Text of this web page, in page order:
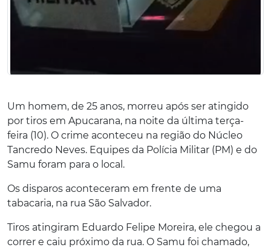
Um homem, de 25 anos, morreu após ser atingido
por tiros em Apucarana, na noite da última terça-
feira (10). O crime aconteceu na região do Núcleo
Tancredo Neves. Equipes da Polícia Militar (PM) e do
Samu foram para o local.
Os disparos aconteceram em frente de uma
tabacaria, na rua São Salvador.
Tiros atingiram Eduardo Felipe Moreira, ele chegou a
correr e caiu próximo da rua. O Samu foi chamado,